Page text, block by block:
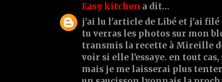
Easy kitchen a dit…
j'ai lu l'article de Libé et j'ai filé
tu verras les photos sur mon
transmis la recette à Mireille
voir si elle l'essaye. en tout
mais je me laisserai plus